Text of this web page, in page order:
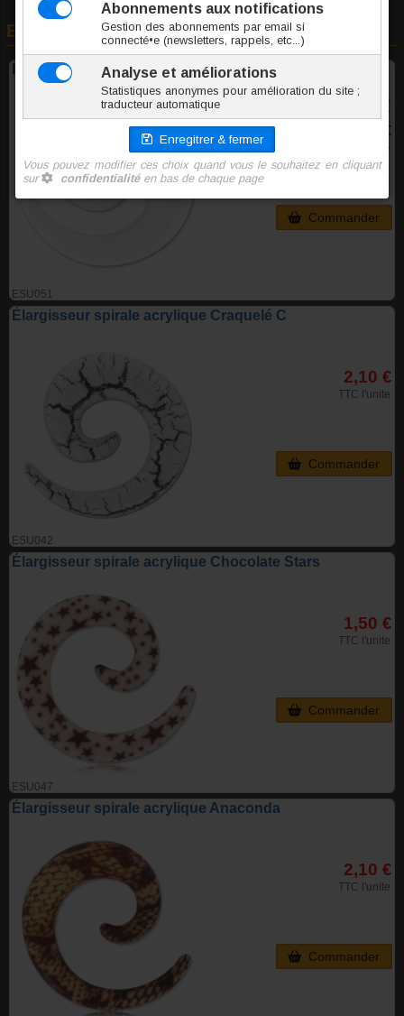
En rapport avec cet article
Élargisseur spirale acrylique blanc
ESU051
5 tailles
à partir de
1,40 €
TTC l'unite
Commander
Élargisseur spirale acrylique Craquelé C
ESU042
2,10 €
TTC l'unite
Commander
Élargisseur spirale acrylique Chocolate Stars
ESU047
1,50 €
TTC l'unite
Commander
Élargisseur spirale acrylique Anaconda
2,10 €
TTC l'unite
Commander